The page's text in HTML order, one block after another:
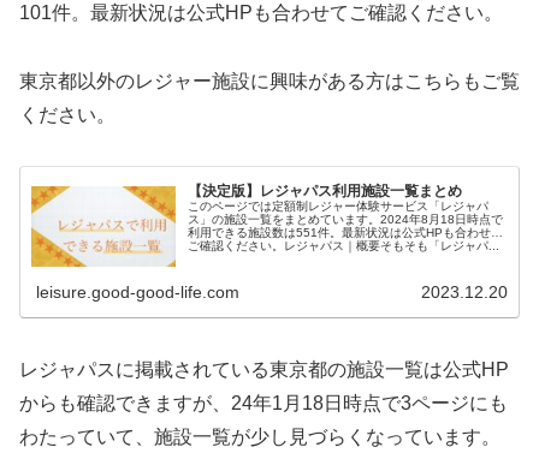
101件。最新状況は公式HPも合わせてご確認ください。
東京都以外のレジャー施設に興味がある方はこちらもご覧
ください。
【決定版】レジャパス利用施設一覧まとめ
このページでは定額制レジャー体験サービス「レジャパ
ス」の施設一覧をまとめています。2024年8月18日時点で
利用できる施設数は551件。最新状況は公式HPも合わせて
ご確認ください。レジャパス｜概要そもそも「レジャパ...
leisure.good-good-life.com 2023.12.20
レジャパスに掲載されている東京都の施設一覧は公式HP
からも確認できますが、24年1月18日時点で3ページにも
わたっていて、施設一覧が少し見づらくなっています。